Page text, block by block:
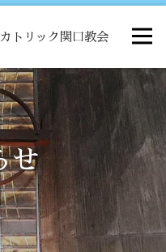
トリック関口教会
せ